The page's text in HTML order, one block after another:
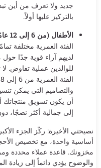
جديد ولا تعرف من أين
بالتركيز عليها أولاً.
الأطفال (من 6 إلى 12 عامًا) والمراهقون (من 10 إلى 16 عامًا)
الفئة العمرية مختلفة
لديهم آراء قوية جدًا
للوالدين عملية تفاوض.
والتصاميم التي يمكن
أن يكون تسويق منتجاتك
إلى جمالية أكثر نضجًا،
نصيحتي الأخيرة: ركّز الجزء
أساسية واحدة، مع تخصيص
مخزونك. قاعدة عملاء محددة
والوضوح يؤدي دائماً إلى زيادة